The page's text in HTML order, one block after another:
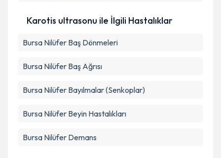
Karotis ultrasonu ile İlgili Hastalıklar
Bursa Nilüfer Baş Dönmeleri
Bursa Nilüfer Baş Ağrısı
Bursa Nilüfer Bayılmalar (Senkoplar)
Bursa Nilüfer Beyin Hastalıkları
Bursa Nilüfer Demans